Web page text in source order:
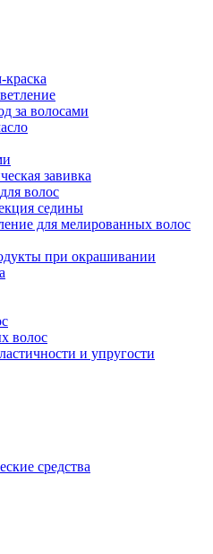
за волосами
завивка
волос
седины
для мелированных волос
при окрашивании
волос
и упругости
средства